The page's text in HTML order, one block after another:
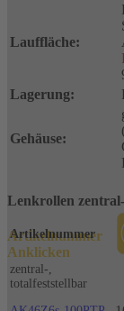
Lauffläche:
Lagerung:
Gehäuse:
Lenkrollen
Artikelnummer
Anklicken
Artikelnummer
zentral-,
totalfeststellbar